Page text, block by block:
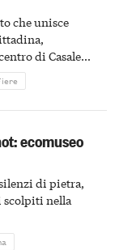
che unisce
di Casale
e racconto
ecomuseo
di pietra,
scolpiti nella